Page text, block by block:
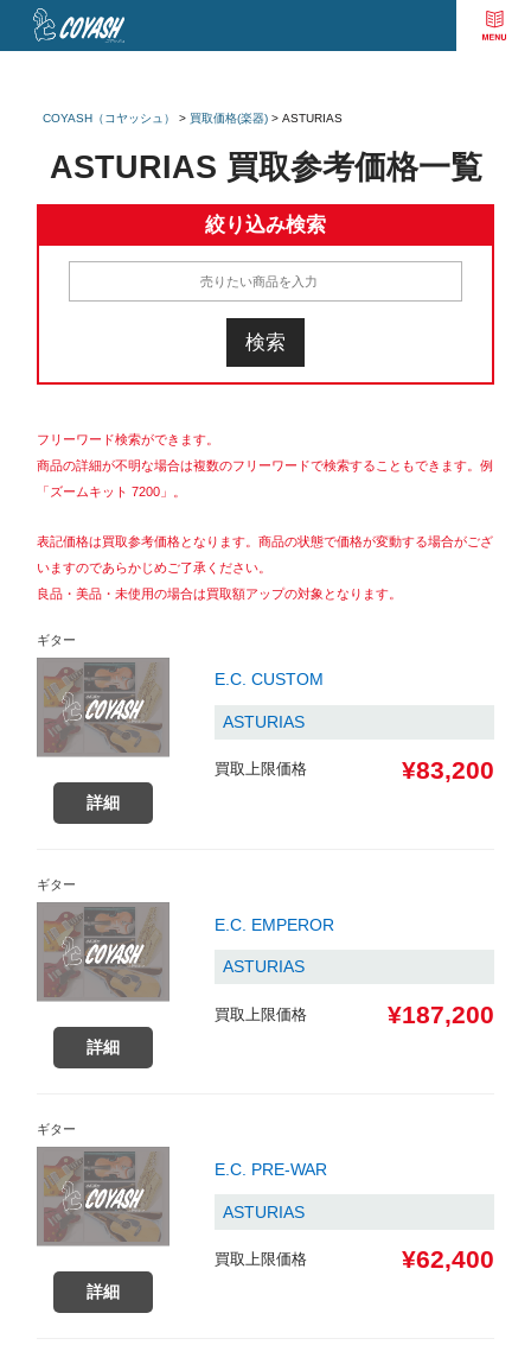
COYASH（コヤッシュ） > 買取価格(楽器)> ASTURIAS
ASTURIAS 買取参考価格一覧
絞り込み検索
フリーワード検索ができます。
商品の詳細が不明な場合は複数のフリーワードで検索することもできます。例
「ズームキット 7200」。
表記価格は買取参考価格となります。商品の状態で価格が変動する場合がござ
いますのであらかじめご了承ください。
良品・美品・未使用の場合は買取額アップの対象となります。
ギター
詳細
E.C. CUSTOM
ASTURIAS
買取上限価格 ¥83,200
ギター
詳細
E.C. EMPEROR
ASTURIAS
買取上限価格 ¥187,200
ギター
詳細
E.C. PRE-WAR
ASTURIAS
買取上限価格 ¥62,400